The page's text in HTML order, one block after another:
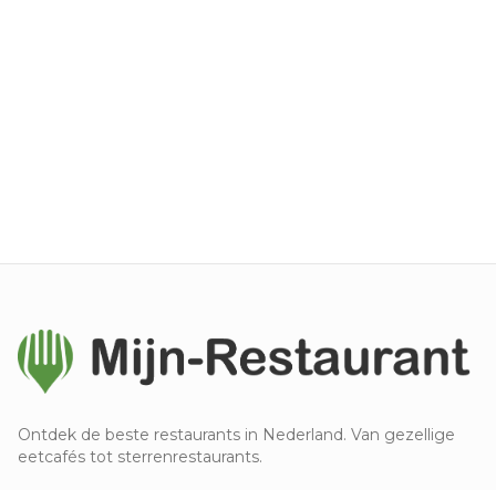
Ontdek de beste restaurants in Nederland. Van gezellige
eetcafés tot sterrenrestaurants.